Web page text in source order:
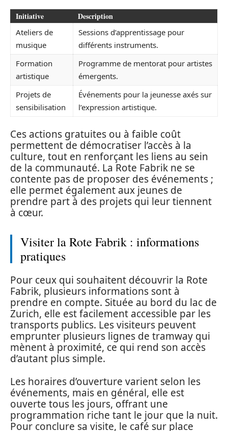
Initiative Description
Ateliers de
musique
Sessions d’apprentissage pour
différents instruments.
Formation
artistique
Programme de mentorat pour artistes
émergents.
Projets de
sensibilisation
Événements pour la jeunesse axés sur
l’expression artistique.
Ces actions gratuites ou à faible coût
permettent de démocratiser l’accès à la
culture, tout en renforçant les liens au sein
de la communauté. La Rote Fabrik ne se
contente pas de proposer des événements ;
elle permet également aux jeunes de
prendre part à des projets qui leur tiennent
à cœur.
Visiter la Rote Fabrik : informations
pratiques
Pour ceux qui souhaitent découvrir la Rote
Fabrik, plusieurs informations sont à
prendre en compte. Située au bord du lac de
Zurich, elle est facilement accessible par les
transports publics. Les visiteurs peuvent
emprunter plusieurs lignes de tramway qui
mènent à proximité, ce qui rend son accès
d’autant plus simple.
Les horaires d’ouverture varient selon les
événements, mais en général, elle est
ouverte tous les jours, offrant une
programmation riche tant le jour que la nuit.
Pour conclure sa visite, le café sur place